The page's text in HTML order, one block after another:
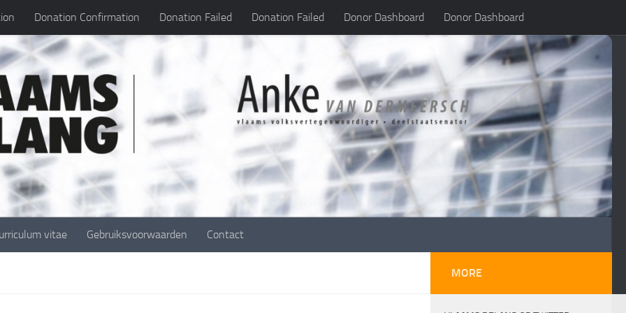
Donation Confirmation Donation Failed Donation Failed Donor Dashboard Donor Dashboard
vitae Gebruiksvoorwaarden Contact
MORE